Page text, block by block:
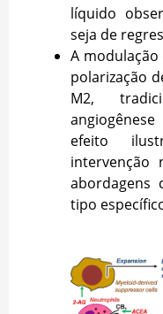
líquido
seja de
A
polarização
M2,
efeito
intervenção
abordagens
tipo